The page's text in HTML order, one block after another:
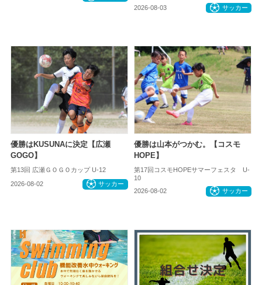
2026-08-03 サッカー
優勝はKUSUNAに決定【広瀬
GOGO】
第13回 広瀬ＧＯＧＯカップ U-12
2026-08-02 サッカー
優勝は山本がつかむ。【コスモ
HOPE】
第17回コスモHOPEサマーフェスタ U-
10
2026-08-02
サッカー